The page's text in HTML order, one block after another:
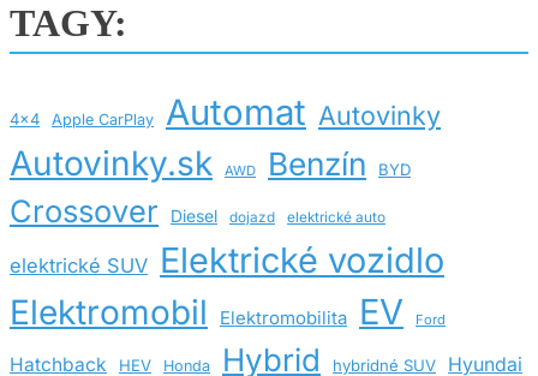
TAGY:
4x4 Apple CarPlay Automat Autovinky
Autovinky.sk AWD Benzín BYD
Crossover Diesel dojazd elektrické auto
elektrické SUV Elektrické vozidlo
Elektromobil Elektromobilita EV Ford
Hatchback HEV Honda Hybrid hybridné SUV Hyundai